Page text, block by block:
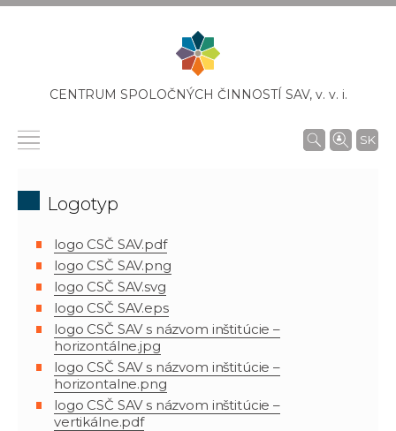
CENTRUM SPOLOČNÝCH ČINNOSTÍ SAV, v. v. i.
SK
Logotyp
logo CSČ SAV.pdf
logo CSČ SAV.png
logo CSČ SAV.svg
logo CSČ SAV.eps
logo CSČ SAV s názvom inštitúcie –
horizontálne.jpg
logo CSČ SAV s názvom inštitúcie –
horizontalne.png
logo CSČ SAV s názvom inštitúcie –
vertikálne.pdf